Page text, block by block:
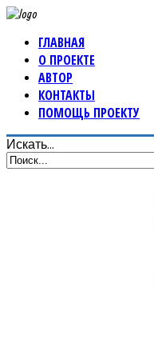
ГЛАВНАЯ
О ПРОЕКТЕ
АВТОР
КОНТАКТЫ
ПОМОЩЬ ПРОЕКТУ
Искать...